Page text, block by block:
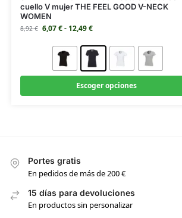
cuello V mujer THE FEEL GOOD V-NECK
WOMEN
8,92€ 6,07€- 12,49€
Escoger opciones
Portes gratis
En pedidos de más de 200 €
15 días para devoluciones
En productos sin personalizar